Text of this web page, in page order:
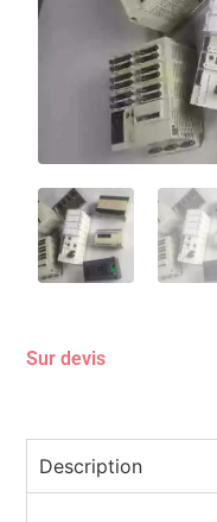
Sur devis
Description